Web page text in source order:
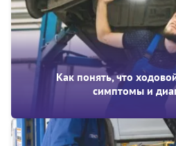
Как понять, что
симптомы и